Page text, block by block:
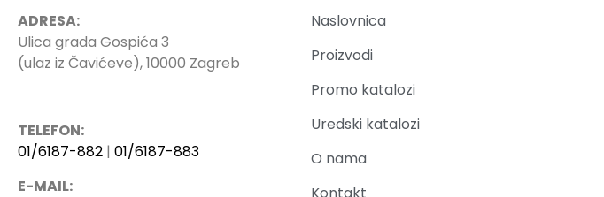
ADRESA:
Ulica grada Gospića 3
(ulaz iz Čavićeve), 10000 Zagreb
TELEFON:
01/6187-882 | 01/6187-883
E-MAIL:
Naslovnica
Proizvodi
Promo katalozi
Uredski katalozi
O nama
Kontakt